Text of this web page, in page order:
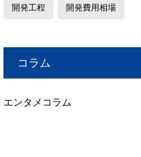
開発工程 開発費用相場
コラム
エンタメコラム